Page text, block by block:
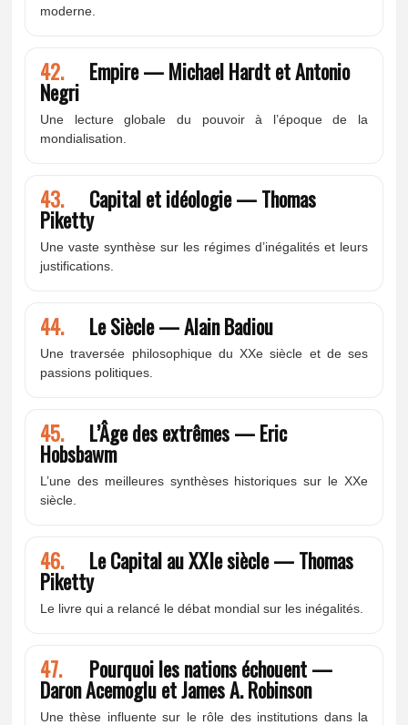
moderne.
42. Empire — Michael Hardt et Antonio
Negri
Une lecture globale du pouvoir à l’époque de la
mondialisation.
43. Capital et idéologie — Thomas
Piketty
Une vaste synthèse sur les régimes d’inégalités et leurs
justifications.
44. Le Siècle — Alain Badiou
Une traversée philosophique du XXe siècle et de ses
passions politiques.
45. L’Âge des extrêmes — Eric
Hobsbawm
L’une des meilleures synthèses historiques sur le XXe
siècle.
46. Le Capital au XXIe siècle — Thomas
Piketty
Le livre qui a relancé le débat mondial sur les inégalités.
47. Pourquoi les nations échouent —
Daron Acemoglu et James A. Robinson
Une thèse influente sur le rôle des institutions dans la